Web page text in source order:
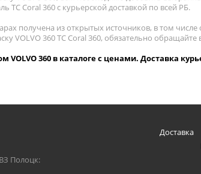
TC Coral 360 с курьерской доставкой по всей РБ.
получена из открытых источников, в том
VOLVO 360 TC Coral 360, обязательно
VOLVO 360 в каталоге с ценами. Доставка
Полоцк:
Доставка